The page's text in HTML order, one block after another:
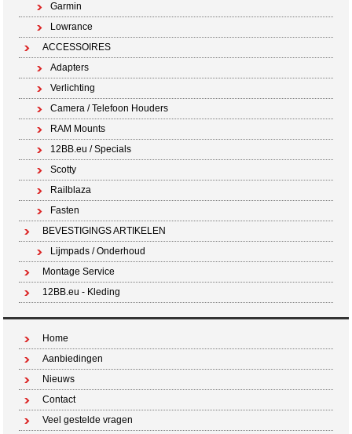
Garmin
Lowrance
ACCESSOIRES
Adapters
Verlichting
Camera / Telefoon Houders
RAM Mounts
12BB.eu / Specials
Scotty
Railblaza
Fasten
BEVESTIGINGS ARTIKELEN
Lijmpads / Onderhoud
Montage Service
12BB.eu - Kleding
Home
Aanbiedingen
Nieuws
Contact
Veel gestelde vragen